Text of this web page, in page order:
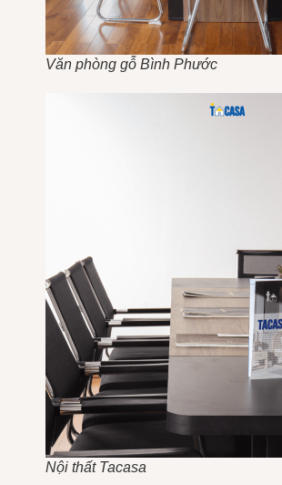
Văn phòng gỗ Bình Phước
Nội thất Tacasa